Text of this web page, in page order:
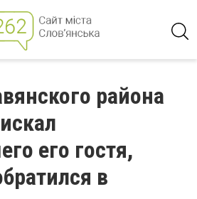
района
его гостя,
в